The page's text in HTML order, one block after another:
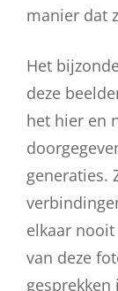
manier dat
Het
deze
het hier en
generaties.
elkaar
van deze
gesprekken